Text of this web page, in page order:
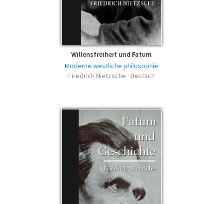
Willensfreiheit und Fatum
Moderne westliche philosophie
Friedrich Nietzsche · Deutsch